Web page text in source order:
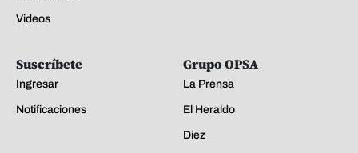
Videos
Suscríbete
Ingresar
Notificaciones
Grupo OPSA
La Prensa
El Heraldo
Diez